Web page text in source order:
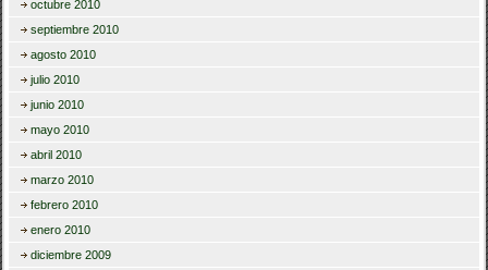
octubre 2010
septiembre 2010
agosto 2010
julio 2010
junio 2010
mayo 2010
abril 2010
marzo 2010
febrero 2010
enero 2010
diciembre 2009